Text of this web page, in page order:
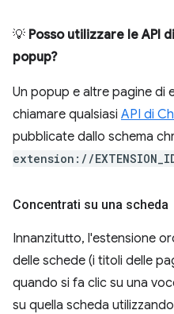
💡 Posso utilizzare le API
popup?
Un popup e altre pagine di
chiamare qualsiasi API di
pubblicate dallo schema
extension://
Concentrati su una scheda
Innanzitutto, l'estensione
delle schede (i titoli delle
quando si fa clic su una
su quella scheda utilizzando